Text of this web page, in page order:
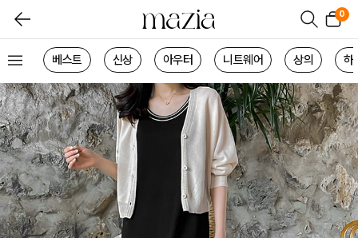
0
베스트 신상 아우터 니트웨어 상의 하